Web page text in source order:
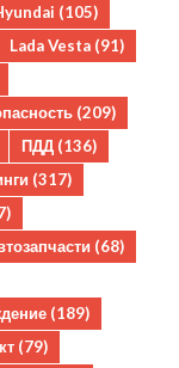
(105)
Lada Vesta (91)
(209)
ПДД (136)
(317)
(68)
(189)
(79)